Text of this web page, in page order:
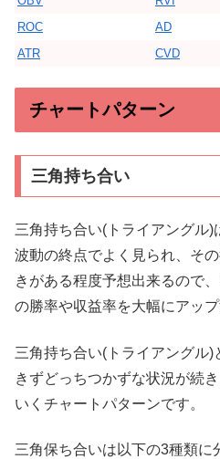
ROC
AD
ATR
CVD
チャートパターン
三角持ち合い
三角持ち合い(トライアングル)
波動の終点でよく見られ、そ
きがある程度予想出来るので
の勝率や収益率を大幅にアッ
三角持ち合い(トライアングル
きずどっちつかずな状況が続
いくチャートパターンです。
三角保ち合いは以下の3種類に